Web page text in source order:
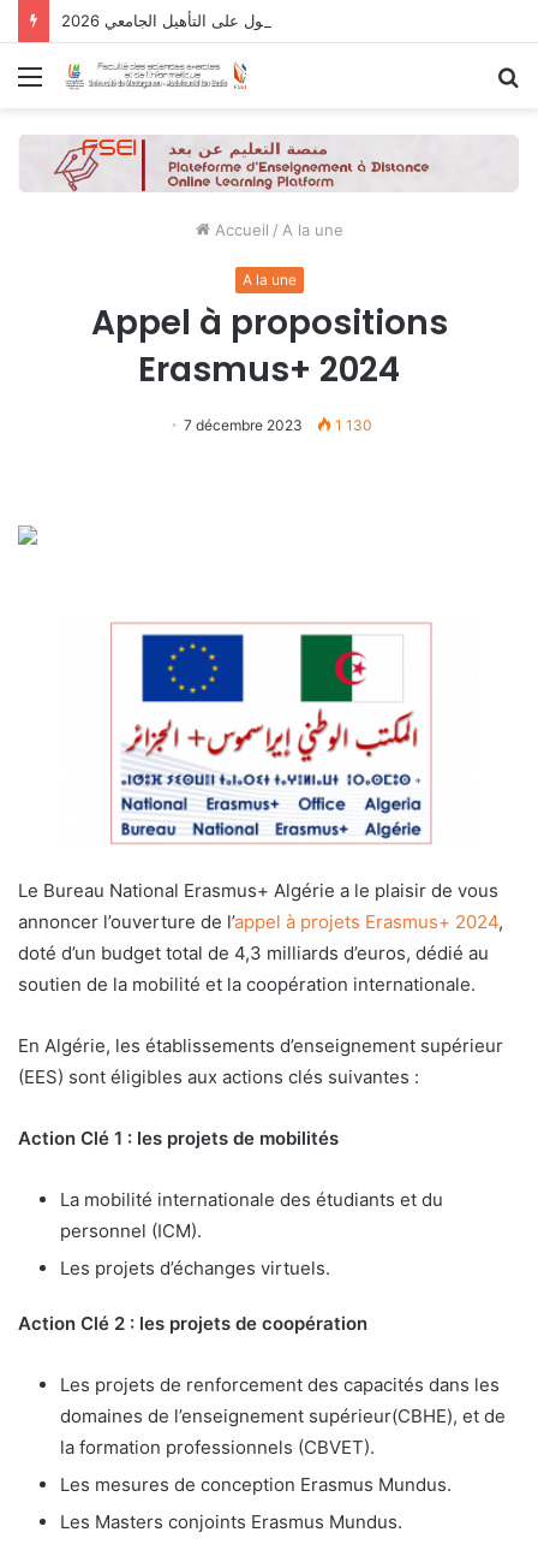
نتائج الدورة التاسعة للحصول على التأهيل الجامعي 2026
Menu
Accueil / A la une
A la une
Appel à propositions
Erasmus+ 2024
7 décembre 2023 1 130
Le Bureau National Erasmus+ Algérie a le plaisir de vous
annoncer l’ouverture de l’appel à projets Erasmus+ 2024,
doté d’un budget total de 4,3 milliards d’euros, dédié au
soutien de la mobilité et la coopération internationale.
En Algérie, les établissements d’enseignement supérieur
(EES) sont éligibles aux actions clés suivantes :
Action Clé 1 : les projets de mobilités
La mobilité internationale des étudiants et du
personnel (ICM).
Les projets d’échanges virtuels.
Action Clé 2 : les projets de coopération
Les projets de renforcement des capacités dans les
domaines de l’enseignement supérieur(CBHE), et de
la formation professionnels (CBVET).
Les mesures de conception Erasmus Mundus.
Les Masters conjoints Erasmus Mundus.